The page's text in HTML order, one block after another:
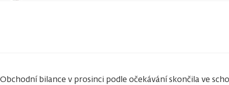
Obchodní bilance v prosinci podle očekávání skončila ve